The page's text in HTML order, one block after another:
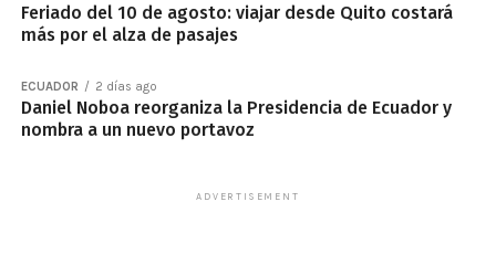
Feriado del 10 de agosto: viajar desde Quito costará
más por el alza de pasajes
ECUADOR 2 días ago
Daniel Noboa reorganiza la Presidencia de Ecuador y
nombra a un nuevo portavoz
ADVERTISEMENT